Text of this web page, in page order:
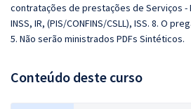
contratações de prestações de Serviços -
INSS, IR, (PIS/CONFINS/CSLL), ISS. 8. O
5. Não serão ministrados PDFs Sintéticos.
Conteúdo deste curso